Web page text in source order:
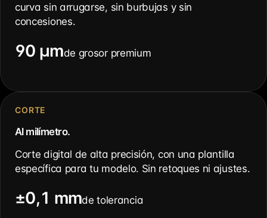
curva sin arrugarse, sin burbujas y sin
concesiones.
90 µmde grosor premium
CORTE
Al milímetro.
Corte digital de alta precisión, con una plantilla
específica para tu modelo. Sin retoques ni ajustes.
±0,1 mmde tolerancia